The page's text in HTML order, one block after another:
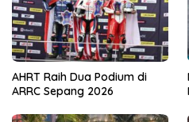
AHRT Raih Dua Podium di
ARRC Sepang 2026